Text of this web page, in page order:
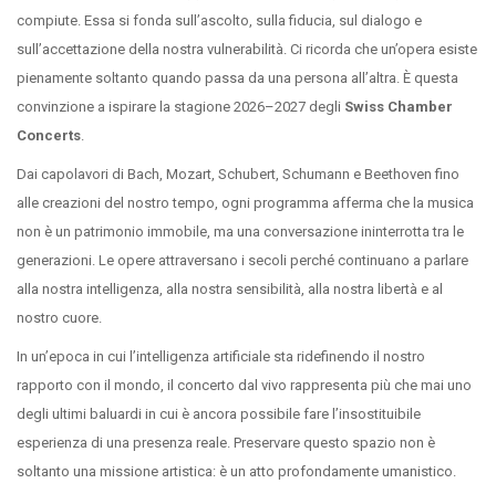
compiute. Essa si fonda sull’ascolto, sulla fiducia, sul dialogo e
sull’accettazione della nostra vulnerabilità. Ci ricorda che un’opera esiste
pienamente soltanto quando passa da una persona all’altra. È questa
convinzione a ispirare la stagione 2026–2027 degli Swiss Chamber
Concerts.
Dai capolavori di Bach, Mozart, Schubert, Schumann e Beethoven fino
alle creazioni del nostro tempo, ogni programma afferma che la musica
non è un patrimonio immobile, ma una conversazione ininterrotta tra le
generazioni. Le opere attraversano i secoli perché continuano a parlare
alla nostra intelligenza, alla nostra sensibilità, alla nostra libertà e al
nostro cuore.
In un’epoca in cui l’intelligenza artificiale sta ridefinendo il nostro
rapporto con il mondo, il concerto dal vivo rappresenta più che mai uno
degli ultimi baluardi in cui è ancora possibile fare l’insostituibile
esperienza di una presenza reale. Preservare questo spazio non è
soltanto una missione artistica: è un atto profondamente umanistico.